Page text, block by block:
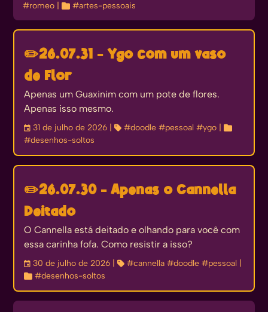
#romeo | #artes-pessoais
✏️26.07.31 - Ygo com um vaso
de Flor
Apenas um Guaxinim com um pote de flores.
Apenas isso mesmo.
󰃭 31 de julho de 2026 | #doodle #pessoal #ygo | 
#desenhos-soltos
✏️26.07.30 - Apenas o Cannella
Deitado
O Cannella está deitado e olhando para você com
essa carinha fofa. Como resistir a isso?
󰃭 30 de julho de 2026 | #cannella #doodle #pessoal
#desenhos-soltos